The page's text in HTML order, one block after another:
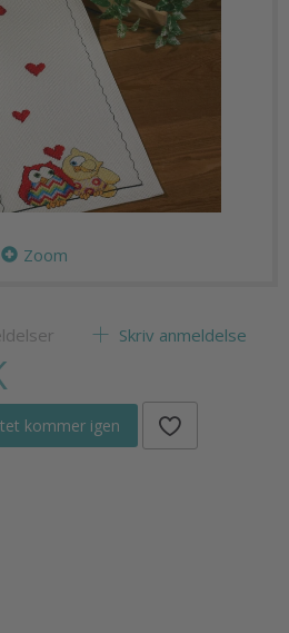
Zoom
Skriv anmeldelse
kommer igen